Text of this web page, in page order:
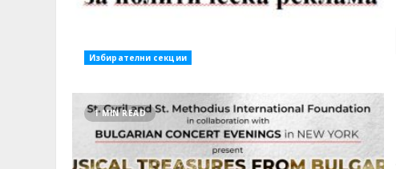
Избирателни секции
1 MIN READ